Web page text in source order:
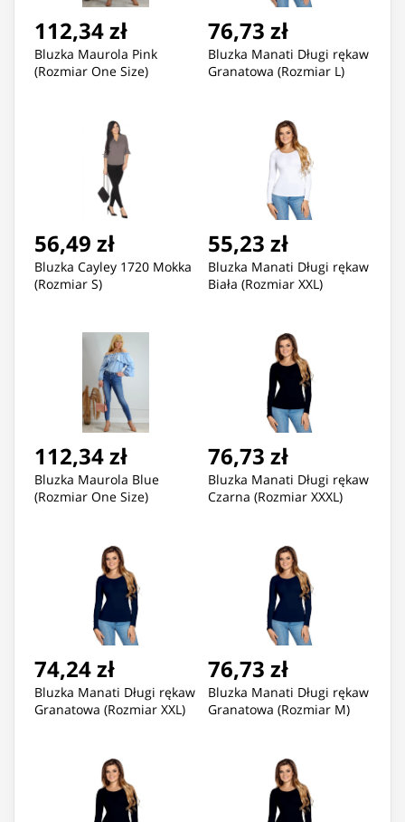
112,34 zł
Bluzka Maurola Pink
(Rozmiar One Size)
76,73 zł
Bluzka Manati Długi rękaw
Granatowa (Rozmiar L)
56,49 zł
Bluzka Cayley 1720 Mokka
(Rozmiar S)
55,23 zł
Bluzka Manati Długi rękaw
Biała (Rozmiar XXL)
112,34 zł
Bluzka Maurola Blue
(Rozmiar One Size)
76,73 zł
Bluzka Manati Długi rękaw
Czarna (Rozmiar XXXL)
74,24 zł
Bluzka Manati Długi rękaw
Granatowa (Rozmiar XXL)
76,73 zł
Bluzka Manati Długi rękaw
Granatowa (Rozmiar M)